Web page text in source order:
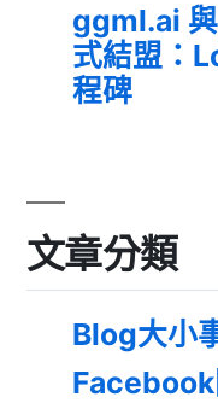
ggml.ai
式結盟：
程碑
文章分類
Blog大小